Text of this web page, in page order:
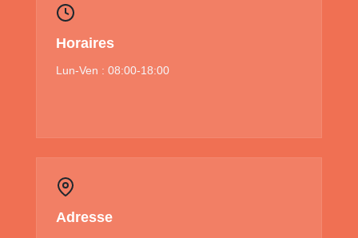
Horaires
Lun-Ven : 08:00-18:00
Adresse